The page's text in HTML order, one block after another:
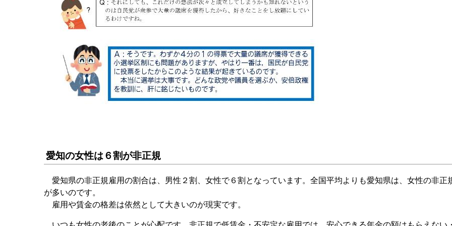
愛知の女性は６割が非正規
愛知県の非正規雇用の割合は、男性２割、女性で６割となっています。全国平均よりも愛知県は、女性の非正
が多いのです。
雇用や賃金の格差は依然として大きいのが現実です。